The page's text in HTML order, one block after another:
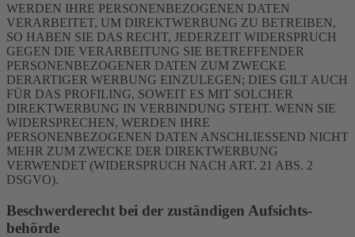
WERDEN IHRE PERSONENBEZOGENEN DATEN
VERARBEITET, UM DIREKTWERBUNG ZU BETREIBEN,
SO HABEN SIE DAS RECHT, JEDERZEIT WIDERSPRUCH
GEGEN DIE VERARBEITUNG SIE BETREFFENDER
PERSONENBEZOGENER DATEN ZUM ZWECKE
DERARTIGER WERBUNG EINZULEGEN; DIES GILT AUCH
FÜR DAS PROFILING, SOWEIT ES MIT SOLCHER
DIREKTWERBUNG IN VERBINDUNG STEHT. WENN SIE
WIDERSPRECHEN, WERDEN IHRE
PERSONENBEZOGENEN DATEN ANSCHLIESSEND NICHT
MEHR ZUM ZWECKE DER DIREKTWERBUNG
VERWENDET (WIDERSPRUCH NACH ART. 21 ABS. 2
DSGVO).
Beschwerde­recht bei der zuständigen Aufsichts­
behörde